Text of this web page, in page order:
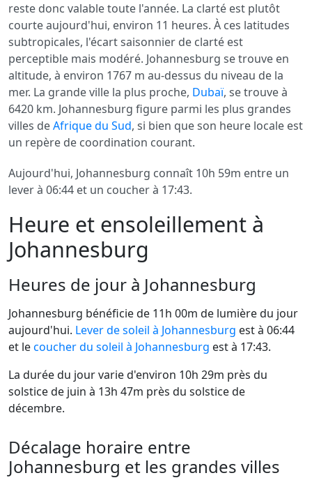
reste donc valable toute l'année. La clarté est plutôt
courte aujourd'hui, environ 11 heures. À ces latitudes
subtropicales, l'écart saisonnier de clarté est
perceptible mais modéré. Johannesburg se trouve en
altitude, à environ 1767 m au-dessus du niveau de la
mer. La grande ville la plus proche, Dubaï, se trouve à
6420 km. Johannesburg figure parmi les plus grandes
villes deAfrique du Sud, si bien que son heure locale est
un repère de coordination courant.
Aujourd'hui, Johannesburg connaît 10h 59m entre un
lever à 06:44 et un coucher à 17:43.
Heure et ensoleillement à
Johannesburg
Heures de jour à Johannesburg
Johannesburg bénéficie de 11h 00m de lumière du jour
aujourd'hui. Lever de soleil à Johannesburg est à 06:44
et lecoucher du soleil à Johannesburg est à 17:43.
La durée du jour varie d'environ 10h 29m près du
solstice de juin à 13h 47m près du solstice de
décembre.
Décalage horaire entre
Johannesburg et les grandes villes